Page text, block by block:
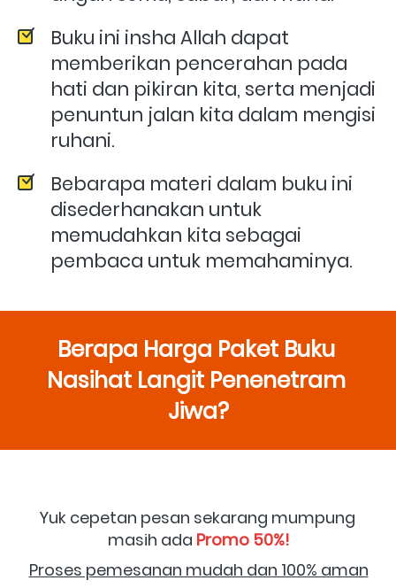
Buku ini insha Allah dapat
memberikan pencerahan pada
hati dan pikiran kita, serta menjadi
penuntun jalan kita dalam mengisi
ruhani.
Bebarapa materi dalam buku ini
disederhanakan untuk
memudahkan kita sebagai
pembaca untuk memahaminya.
Berapa Harga Paket Buku
Nasihat Langit Penenetram
Jiwa?
Yuk cepetan pesan sekarang mumpung
masih ada Promo 50%!
Proses pemesanan mudah dan 100% aman